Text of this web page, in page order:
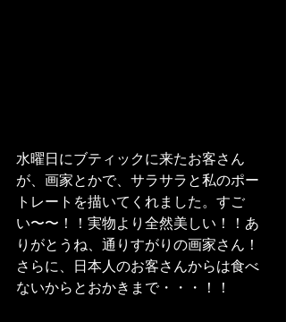
水曜日にブティックに来たお客さん
が、画家とかで、サラサラと私のポー
トレートを描いてくれました。すご
い〜〜！！実物より全然美しい！！あ
りがとうね、通りすがりの画家さん！
さらに、日本人のお客さんからは食べ
ないからとおかきまで・・・！！